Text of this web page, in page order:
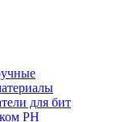
для бит
PH